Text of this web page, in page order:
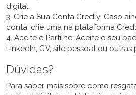
digital.
3. Crie a Sua Conta Credly: Caso
conta, crie uma na plataforma
4. Aceite e Partilhe: Aceite o seu
LinkedIn, CV, site pessoal ou
Dúvidas?
Para saber mais sobre como